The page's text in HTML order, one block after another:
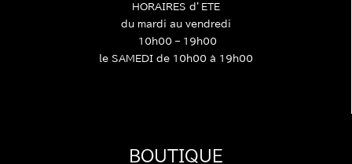
HORAIRES d’ETE
du mardi au vendredi
10h00 – 19h00
le SAMEDI de 10h00 à 19h00
BOUTIQUE